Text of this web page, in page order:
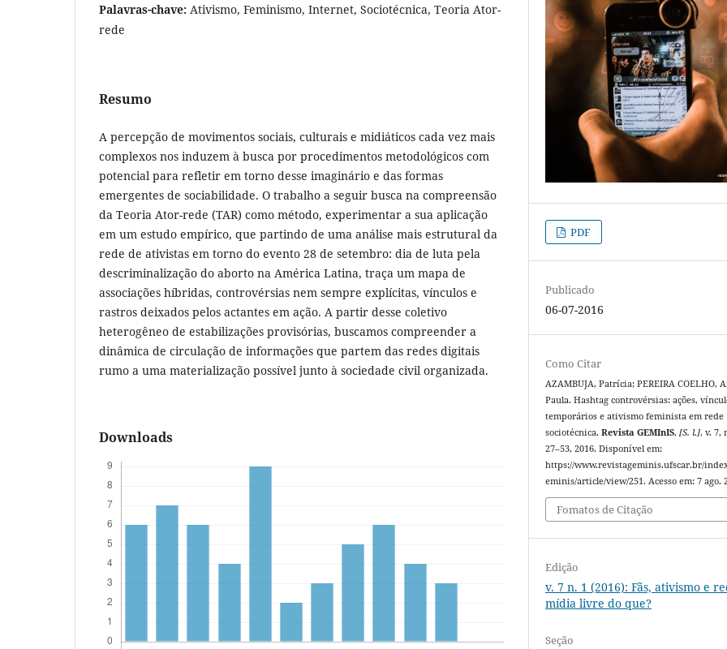
Palavras-chave: Ativismo, Feminismo, Internet, Sociotécnica, Teoria Ator-
rede
Resumo
A percepção de movimentos sociais, culturais e midiáticos cada vez mais
complexos nos induzem à busca por procedimentos metodológicos com
potencial para refletir em torno desse imaginário e das formas
emergentes de sociabilidade. O trabalho a seguir busca na compreensão
da Teoria Ator-rede (TAR) como método, experimentar a sua aplicação
em um estudo empírico, que partindo de uma análise mais estrutural da
rede de ativistas em torno do evento 28 de setembro: dia de luta pela
descriminalização do aborto na América Latina, traça um mapa de
associações híbridas, controvérsias nem sempre explícitas, vínculos e
rastros deixados pelos actantes em ação. A partir desse coletivo
heterogêneo de estabilizações provisórias, buscamos compreender a
dinâmica de circulação de informações que partem das redes digitais
rumo a uma materialização possível junto à sociedade civil organizada.
Downloads
PDF
Publicado
06-07-2016
Como Citar
AZAMBUJA, Patrícia; PEREIRA COELHO,
Paula. Hashtag controvérsias: ações,
temporários e ativismo feminista em rede
sociotécnica.Revista GEMInIS,[S. l.], v. 7,
27–53, 2016. Disponível em:
https://www.revistageminis.ufscar.br/
eminis/article/view/251. Acesso em: 7 ago.
Fomatos de Citação
Edição
v. 7 n. 1 (2016): Fãs, ativismo e
mídia livre do que?
Seção